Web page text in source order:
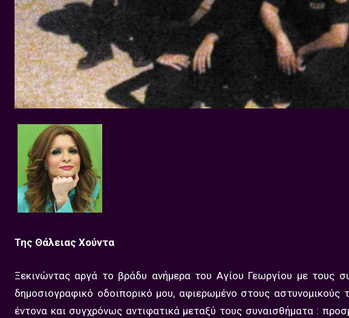
Της Θάλειας Χούντα
Ξεκινώντας αργά το βράδυ ανήμερα του Αγίου Γεωργίου με τους
δημοσιογραφικό οδοιπορικό μου, αφιερωμένο στους αστυνομικούς
έντονα και συγχρόνως αντιφατικά μεταξύ τους συναισθήματα :